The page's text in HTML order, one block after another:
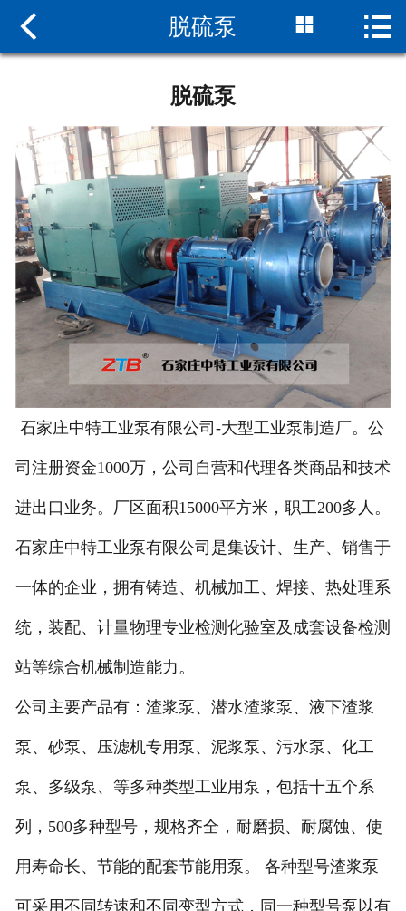
网站首页
产品中心
组装现场
服务支持
联系我们
 脱硫泵  
脱硫泵
石家庄中特工业泵有限公司-大型工业泵制造厂。公
司注册资金1000万，公司自营和代理各类商品和技术
进出口业务。厂区面积15000平方米，职工200多人。
石家庄中特工业泵有限公司是集设计、生产、销售于
一体的企业，拥有铸造、机械加工、焊接、热处理系
统，装配、计量物理专业检测化验室及成套设备检测
站等综合机械制造能力。
公司主要产品有：渣浆泵、潜水渣浆泵、液下渣浆
泵、砂泵、压滤机专用泵、泥浆泵、污水泵、化工
泵、多级泵、等多种类型工业用泵，包括十五个系
列，500多种型号，规格齐全，耐磨损、耐腐蚀、使
用寿命长、节能的配套节能用泵。 各种型号渣浆泵
可采用不同转速和不同变型方式，同一种型号泵以有